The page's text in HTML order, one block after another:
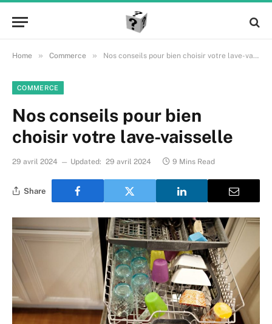
Home » Commerce » Nos conseils pour bien choisir votre lave-vaisselle
COMMERCE
Nos conseils pour bien
choisir votre lave-vaisselle
29 avril 2024 Updated: 29 avril 2024 9 Mins Read
Share